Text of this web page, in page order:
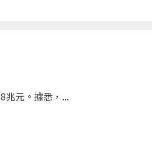
兆元。據悉，...